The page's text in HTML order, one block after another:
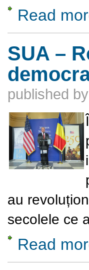
Read
SUA –
published by
au
secolele ce
Read